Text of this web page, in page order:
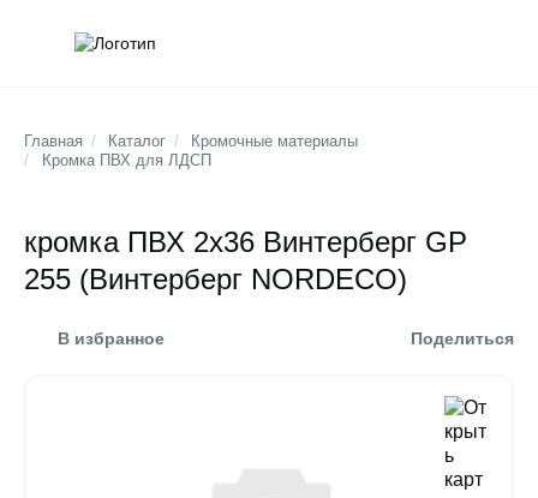
Главная / Каталог /
Кромочные материалы
/
Кромка ПВХ для ЛДСП
кромка ПВХ 2х36 Винтерберг GP
255 (Винтерберг NORDECO)
В избранное Поделиться